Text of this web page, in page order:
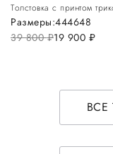
Толстовка с принтом
39 800руб.19 900 руб.
Размеры:444648
ВСЕ